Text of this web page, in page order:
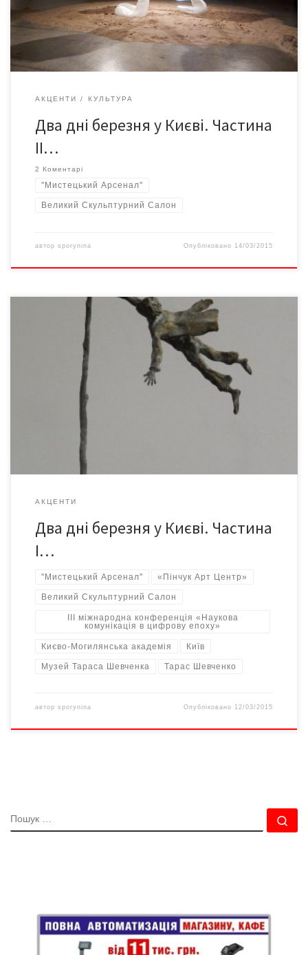
АКЦЕНТИ КУЛЬТУРА
Два дні березня у Києві. Частина
ІІ…
2 Коментарі
"Мистецький Арсенал"
Великий Скульптурний Салон
автор sporynina Опубліковано 14/03/2015
Деякі враження від перебування у Києві 10-11 березня...
АКЦЕНТИ
Два дні березня у Києві. Частина
І…
"Мистецький Арсенал" «Пінчук Арт Центр»
Великий Скульптурний Салон
ІІІ міжнародна конференція «Наукова
комунікація в цифрову епоху»
Києво-Могилянська академія Київ
Музей Тараса Шевченка Тарас Шевченко
автор sporynina Опубліковано 12/03/2015
ПОШУК